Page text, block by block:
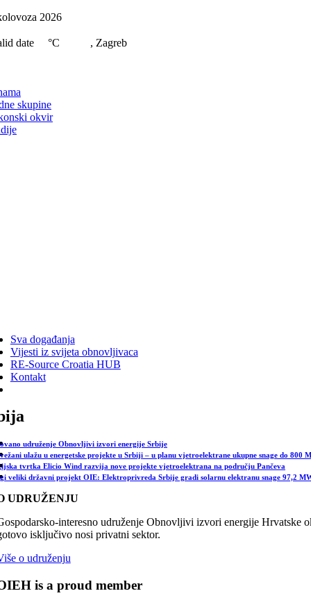
Skip
content
2026
date °C , Zagreb
skupine
okvir
Sva događanja
Vijesti iz svijeta obnovljivaca
RE-Source Croatia HUB
Kontakt
udruženje Obnovljivi izvori energije Srbije
ulažu u energetske projekte u Srbiji – u planu vjetroelektrane ukupne snage do 800
tvrtka Elicio Wind razvija nove projekte vjetroelektrana na području Pančeva
veliki državni projekt OIE: Elektroprivreda Srbije gradi solarnu elektranu snage 97,2
UDRUŽENJU
interesno udruženje Obnovljivi izvori energije
isključivo nosi privatni sektor.
o udruženju
is a proud member